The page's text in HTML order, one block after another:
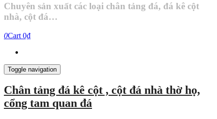
Chuyên sản xuất các loại chân tảng đá, đá kê cột
nhà, cột đá…
0Cart 0₫
Toggle navigation
Chân tảng đá kê cột , cột đá nhà thờ họ,
cổng tam quan đá